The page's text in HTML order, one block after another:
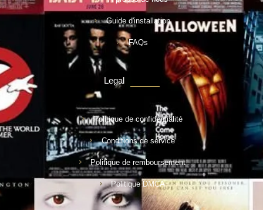
Guide d'installation
FAQs
Legal
Politique de confidentialité
Conditions de service
Politique de remboursement
Politique DMCA